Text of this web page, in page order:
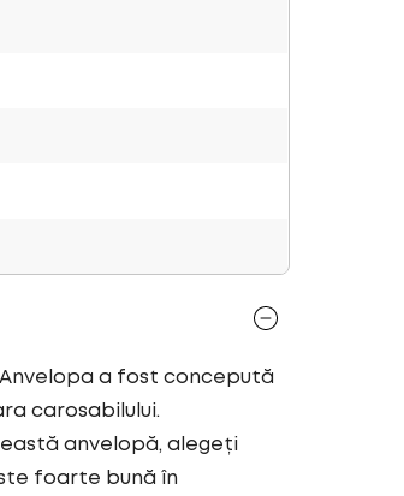
a fost concepută
carosabilului.
anvelopă, alegeți
foarte bună în